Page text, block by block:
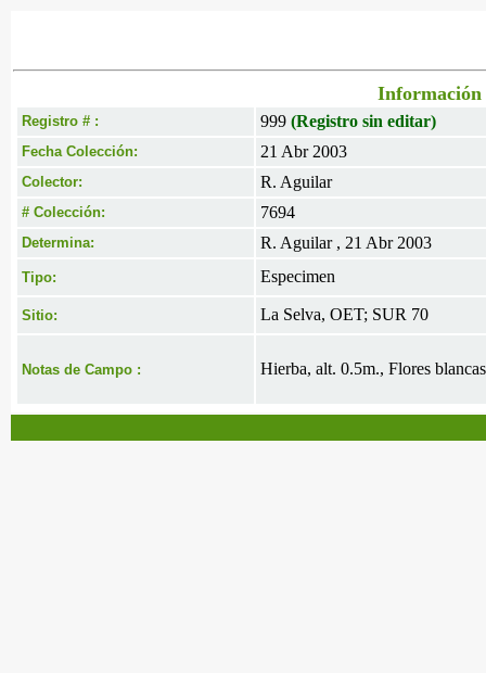
Información
Registro # : 999 (Registro sin editar)
Fecha Colección: 21 Abr 2003
Colector: R. Aguilar
# Colección: 7694
Determina: R. Aguilar , 21 Abr 2003
Tipo: Especimen
Sitio: La Selva, OET; SUR 70
Notas de Campo : Hierba, alt. 0.5m., Flores blancas